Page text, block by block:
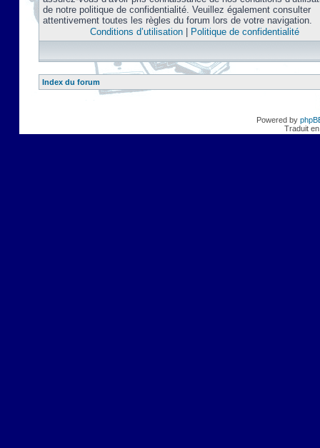
de notre politique de confidentialité. Veuillez également consulter
attentivement toutes les règles du forum lors de votre navigation.
Conditions d’utilisation| Politique de confidentialité
Index du forum
Powered by
Traduit